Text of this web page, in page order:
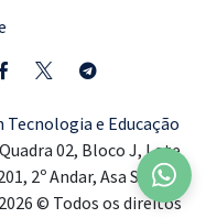
Tecnologia e Educação
02, Bloco J, Lote
2º Andar, Asa Sul,
© Todos os direitos